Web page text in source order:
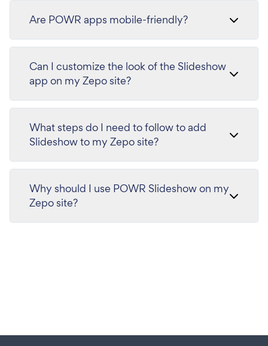
Are POWR apps mobile-friendly?
Can I customize the look of the Slideshow
app on my Zepo site?
What steps do I need to follow to add
Slideshow to my Zepo site?
Why should I use POWR Slideshow on my
Zepo site?